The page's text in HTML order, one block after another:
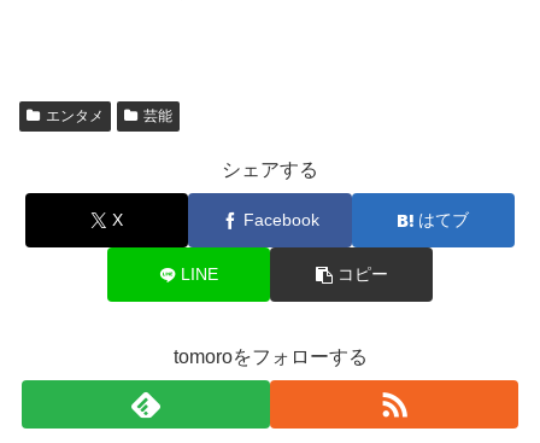
エンタメ 芸能
シェアする
X Facebook はてブ
LINE コピー
tomoroをフォローする